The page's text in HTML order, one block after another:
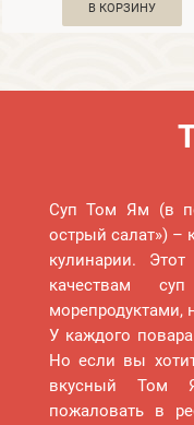
В КОРЗИНУ
Суп Том Ям (в
острый салат») –
кулинарии.
качествам
морепродуктами,
У каждого
Но если вы
вкусный Том
пожаловать в